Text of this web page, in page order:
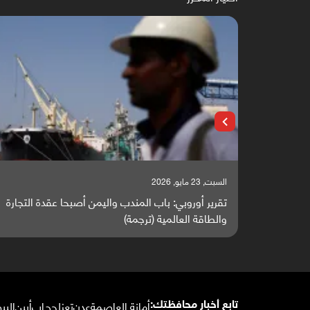
السبت, 23 مايو, 2026
تقرير أوروبي: باب المندب واليمن أصبحا عقدة التجارة
والطاقة العالمية (ترجمة)
تابع أخبار محافظتك:أمانة العاصمةعدنتعزلحجإبأبين